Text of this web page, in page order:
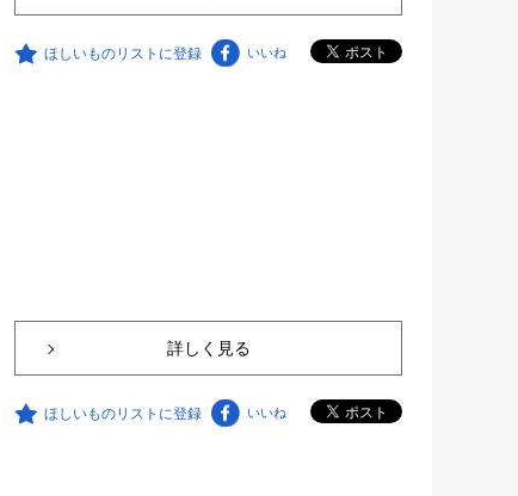
ほしいものリストに登録 いいね
詳しく見る
ほしいものリストに登録 いいね